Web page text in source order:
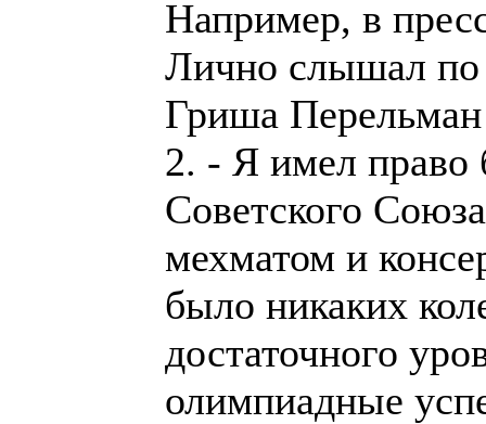
Например, в
Лично слышал по
Гриша Перельман
2. - Я имел право
Советского
мехматом и
было никаких
достаточного
олимпиадные